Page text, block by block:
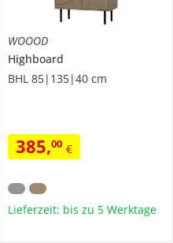
WOOOD
Highboard
BHL 85|135|40 cm
385,00 €
Lieferzeit: bis zu 5 Werktage